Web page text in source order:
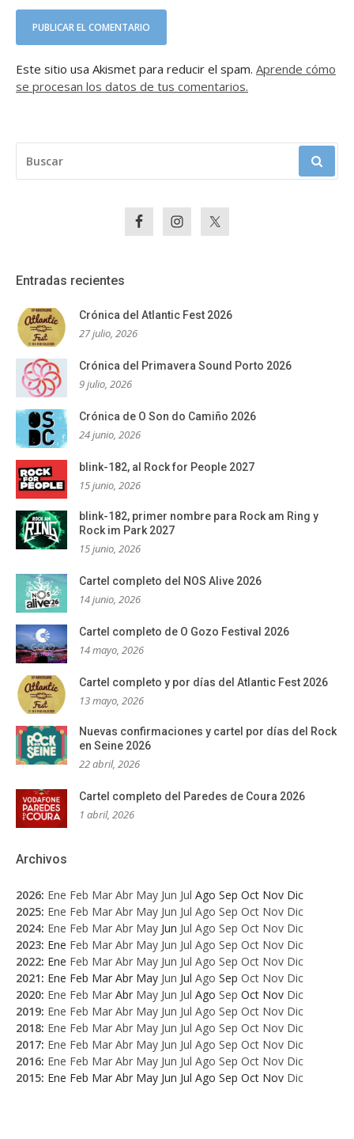
Este sitio usa Akismet para reducir el spam. Aprende cómo
se procesan los datos de tus comentarios.
Entradas recientes
Crónica del Atlantic Fest 2026
27 julio, 2026
Crónica del Primavera Sound Porto 2026
9 julio, 2026
Crónica de O Son do Camiño 2026
24 junio, 2026
blink-182, al Rock for People 2027
15 junio, 2026
blink-182, primer nombre para Rock am Ring y
Rock im Park 2027
15 junio, 2026
Cartel completo del NOS Alive 2026
14 junio, 2026
Cartel completo de O Gozo Festival 2026
14 mayo, 2026
Cartel completo y por días del Atlantic Fest 2026
13 mayo, 2026
Nuevas confirmaciones y cartel por días del Rock
en Seine 2026
22 abril, 2026
Cartel completo del Paredes de Coura 2026
1 abril, 2026
Archivos
2026: Ene Feb Mar Abr May Jun Jul Ago Sep Oct Nov Dic
2025: Ene Feb Mar Abr May Jun Jul Ago Sep Oct Nov Dic
2024: Ene Feb Mar Abr May Jun Jul Ago Sep Oct Nov Dic
2023: Ene Feb Mar Abr May Jun Jul Ago Sep Oct Nov Dic
2022: Ene Feb Mar Abr May Jun Jul Ago Sep Oct Nov Dic
2021: Ene Feb Mar Abr May Jun Jul Ago Sep Oct Nov Dic
2020: Ene Feb Mar Abr May Jun Jul Ago Sep Oct Nov Dic
2019: Ene Feb Mar Abr May Jun Jul Ago Sep Oct Nov Dic
2018: Ene Feb Mar Abr May Jun Jul Ago Sep Oct Nov Dic
2017: Ene Feb Mar Abr May Jun Jul Ago Sep Oct Nov Dic
2016: Ene Feb Mar Abr May Jun Jul Ago Sep Oct Nov Dic
2015: Ene Feb Mar Abr May Jun Jul Ago Sep Oct Nov Dic